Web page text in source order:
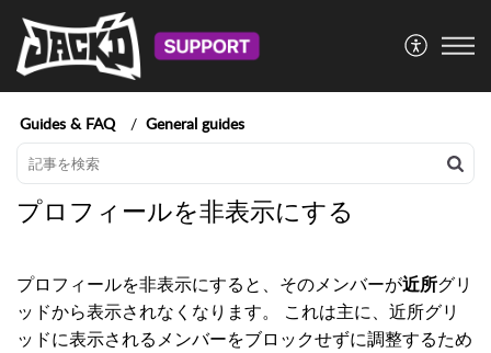
Guides & FAQ General guides
プロフィールを非表示にする
プロフィールを非表示にすると、そのメンバーが近所グリ
ッドから表示されなくなります。 これは主に、近所グリ
ッドに表示されるメンバーをブロックせずに調整するため